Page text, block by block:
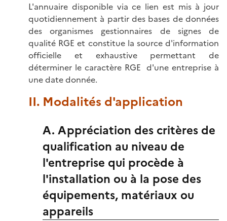
L'annuaire disponible via ce lien est mis à jour
quotidiennement à partir des bases de données
des organismes gestionnaires de signes de
qualité RGE et constitue la source d'information
officielle et exhaustive permettant de
déterminer le caractère RGE d'une entreprise à
une date donnée.
II. Modalités d'application
A. Appréciation des critères de
qualification au niveau de
l'entreprise qui procède à
l'installation ou à la pose des
équipements, matériaux ou
appareils